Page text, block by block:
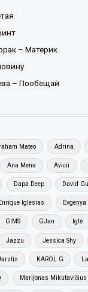
– Материк
– Пообещай
Mateo Adrina
Ana Mena Avicii
Dapa Deep David
Enrique Iglesias Evgenya
GIMS GJan Iglė
Jazzu Jessica Shy
KAROL G
Marijonas Mikutavičius